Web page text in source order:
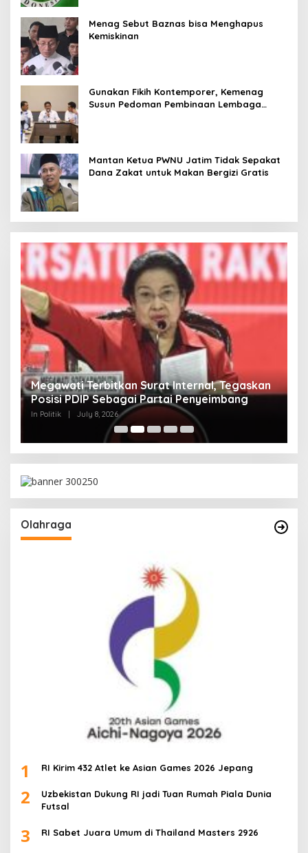
Menag Sebut Baznas bisa Menghapus
Kemiskinan
Gunakan Fikih Kontemporer, Kemenag
Susun Pedoman Pembinaan Lembaga
Mantan Ketua PWNU Jatim Tidak Sepakat
Dana Zakat untuk Makan Bergizi Gratis
Megawati Terbitkan Surat Internal, Tegaskan
Posisi PDIP Sebagai Partai Penyeimbang
In Politik July 8, 2026
Olahraga
1 RI Kirim 432 Atlet ke Asian Games 2026 Jepang
2
Uzbekistan Dukung RI jadi Tuan Rumah Piala Dunia
Futsal
3 RI Sabet Juara Umum di Thailand Masters 2926